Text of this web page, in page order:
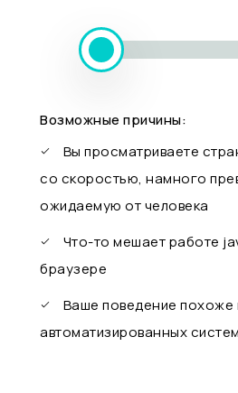
Возможные причины:
Вы просматриваете
со скоростью, намного
ожидаемую от человека
Что-то мешает работе
браузере
Ваше поведение похоже
автоматизированных систем